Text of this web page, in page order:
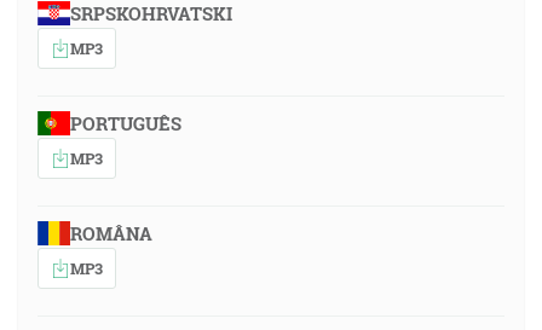
SRPSKOHRVATSKI
MP3
PORTUGUÊS
MP3
ROMÂNA
MP3